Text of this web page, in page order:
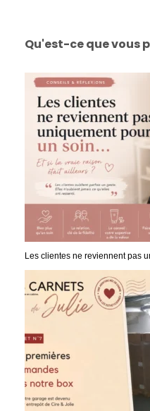
Qu'est-ce que vous
Les clientes ne reviennent pas